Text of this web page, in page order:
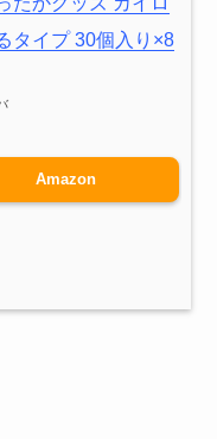
タイプ 30個入り×8
Amazon